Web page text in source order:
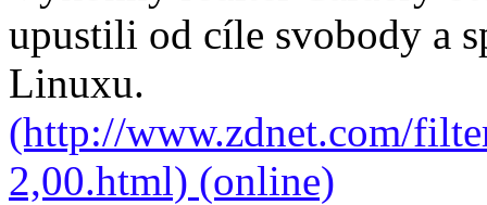
upustili od cíle svobody a
Linuxu.
(http://www.zdnet.com/
2,00.html) (online)